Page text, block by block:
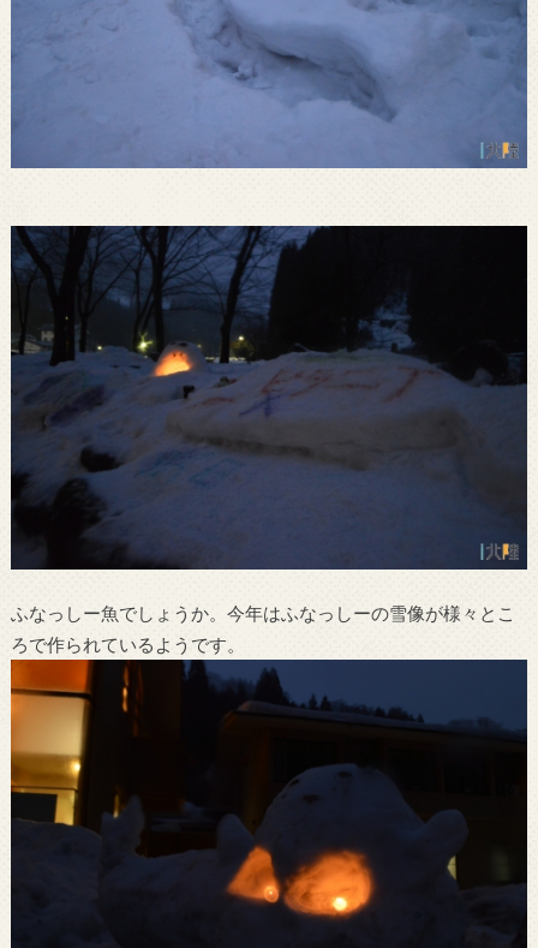
ふなっしー魚でしょうか。今年はふなっしーの雪像が様々とこ
ろで作られているようです。